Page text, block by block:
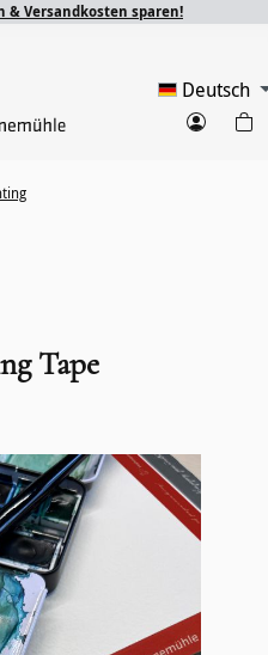
& Versandkosten sparen!
Deutsch
Tape